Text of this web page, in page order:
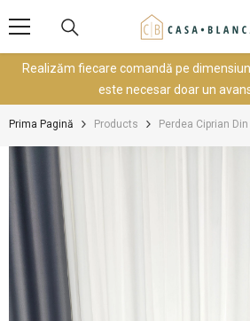
SARI LA CONȚINUT
Realizăm fiecare comandă pe
este necesar doar un
Prima Pagină Products Perdea Ciprian